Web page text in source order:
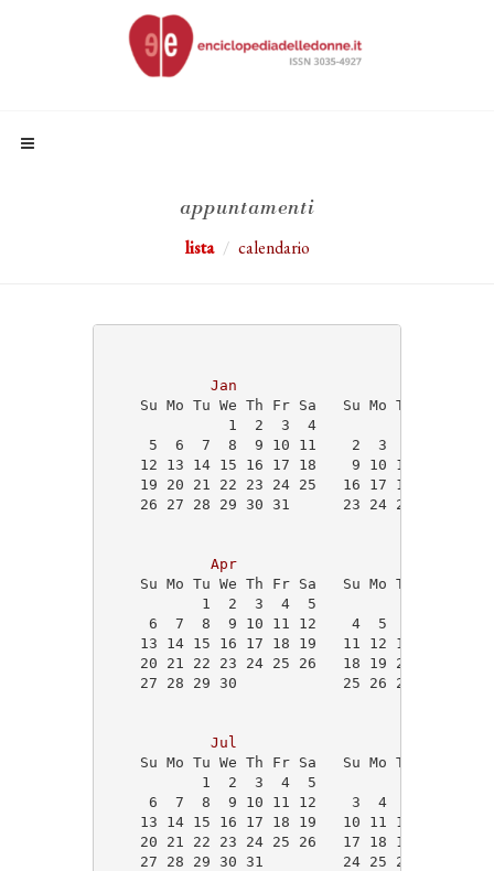
appuntamenti
lista calendario
Jan
Su Mo Tu We Th Fr Sa   Su Mo Tu We Th
1  2  3  4
5  6  7  8  9 10 11    2  3  4  5  6
12 13 14 15 16 17 18    9 10 11 12 13
19 20 21 22 23 24 25   16 17 18 19 20
26 27 28 29 30 31      23 24 25 26 27
Apr
Su Mo Tu We Th Fr Sa   Su Mo Tu We Th
1  2  3  4  5                1
6  7  8  9 10 11 12    4  5  6  7  8
13 14 15 16 17 18 19   11 12 13 14 15
20 21 22 23 24 25 26   18 19 20 21 22
27 28 29 30            25 26
Jul
Su Mo Tu We Th Fr Sa   Su Mo Tu We Th
1  2  3  4  5
6  7  8  9 10 11 12    3  4  5  6  7
13 14 15 16 17 18 19   10 11 12 13 14
20 21 22 23 24 25 26   17 18 19 20 21
27 28 29 30 31         24 25 26